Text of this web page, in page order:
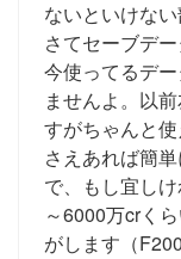
ないといけない
さてセーブデ
今使ってるデ
ませんよ。以
すがちゃんと
さえあれば簡
で、もし宜し
～6000万crく
がします（